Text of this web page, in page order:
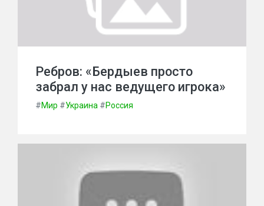
Ребров: «Бердыев просто
забрал у нас ведущего игрока»
#Мир #Украина #Россия